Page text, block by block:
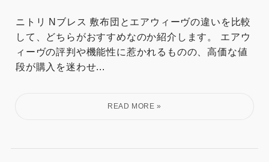
ニトリ Nブレス 敷布団とエアウィーヴの違いを比較
して、どちらがおすすめなのか紹介します。 エアウ
ィーヴの評判や機能性に惹かれるものの、高価な値
段が購入を迷わせ...